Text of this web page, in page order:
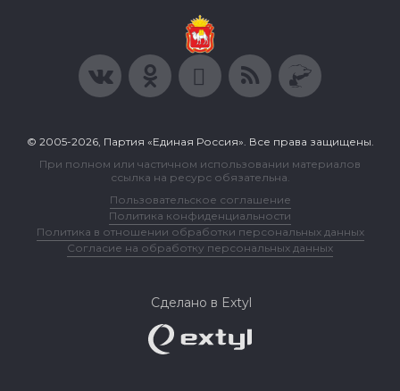
© 2005-2026, Партия «Единая Россия». Все права защищены.
При полном или частичном использовании материалов
ссылка на ресурс обязательна.
Пользовательское соглашение
Политика конфиденциальности
Политика в отношении обработки персональных данных
Согласие на обработку персональных данных
Сделано в Extyl